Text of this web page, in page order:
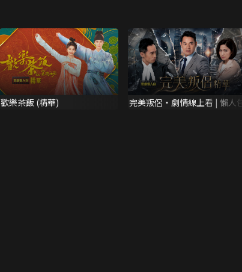
歡樂茶飯 (精華) 完美叛侶・劇情線上看 | 懶人包